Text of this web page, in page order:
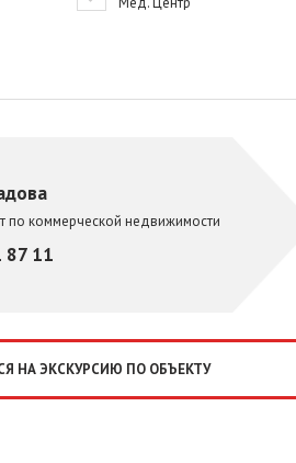
по коммерческой недвижимости
87 11
НА ЭКСКУРСИЮ ПО ОБЪЕКТУ